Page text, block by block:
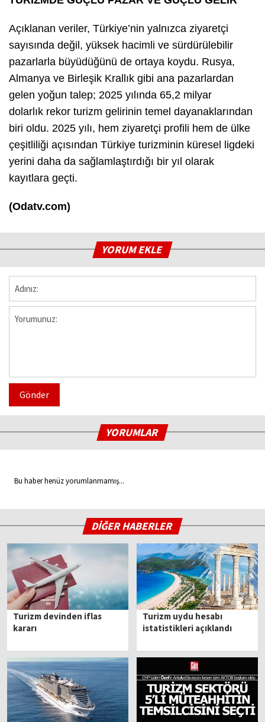
Açıklanan veriler, Türkiye’nin yalnızca ziyaretçi
sayısında değil, yüksek hacimli ve sürdürülebilir
pazarlarla büyüdüğünü de ortaya koydu. Rusya,
Almanya ve Birleşik Krallık gibi ana pazarlardan
gelen yoğun talep; 2025 yılında 65,2 milyar
dolarlık rekor turizm gelirinin temel dayanaklarından
biri oldu. 2025 yılı, hem ziyaretçi profili hem de ülke
çeşitliliği açısından Türkiye turizminin küresel ligdeki
yerini daha da sağlamlaştırdığı bir yıl olarak
kayıtlara geçti.
(Odatv.com)
YORUM EKLE
Gönder
YORUMLAR
Bu haber henüz yorumlanmamış...
DİĞER HABERLER
Turizm devinden iflas
kararı
Turizm uydu hesabı
istatistikleri açıklandı